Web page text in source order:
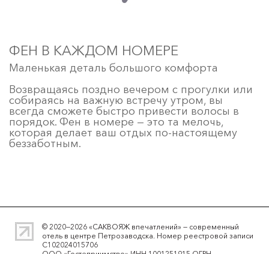
ФЕН В КАЖДОМ НОМЕРЕ
Маленькая деталь большого комфорта
Возвращаясь поздно вечером с прогулки или
собираясь на важную встречу утром, вы
всегда сможете быстро привести волосы в
порядок. Фен в номере — это та мелочь,
которая делает ваш отдых по-настоящему
беззаботным.
© 2020—2026 «САКВОЯЖ впечатлений» — современный
отель в центре Петрозаводска. Номер реестровой записи
С102024015706